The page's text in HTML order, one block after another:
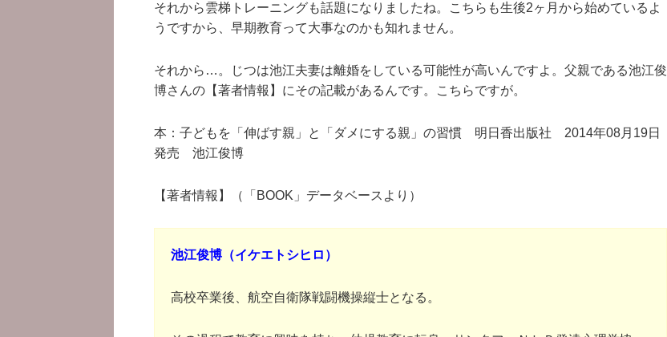
それから雲梯トレーニングも話題になりましたね。こちらも生後2ヶ月から始めているよ
うですから、早期教育って大事なのかも知れません。
それから…。じつは池江夫妻は離婚をしている可能性が高いんですよ。父親である池江俊
博さんの【著者情報】にその記載があるんです。こちらですが。
本：子どもを「伸ばす親」と「ダメにする親」の習慣 明日香出版社 2014年08月19日
発売 池江俊博
【著者情報】（「BOOK」データベースより）
池江俊博（イケエトシヒロ）
高校卒業後、航空自衛隊戦闘機操縦士となる。